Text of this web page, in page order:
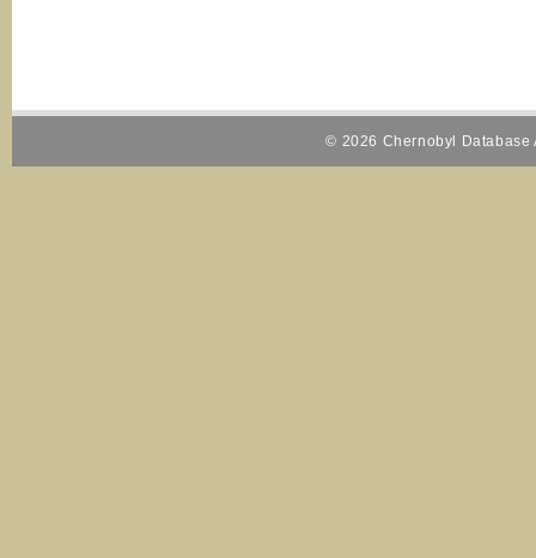
© 2026 Chernobyl